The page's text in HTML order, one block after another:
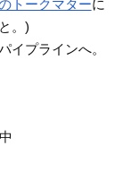
トークマターに
。)
イプラインへ。